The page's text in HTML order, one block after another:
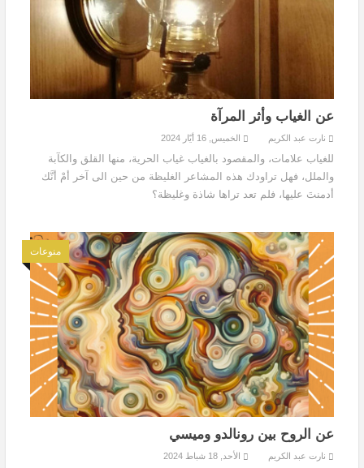
عن الغياب وأثر المرآة
نارت عبد الكريم الخميس, 16 أيّار 2024
للغياب علامات، والمقصود بالغياب غياب الحرية، منها القلق والكآبة
والملل، فهل تراودك هذه المشاعر الغليظة من حين الى آخر أمْ أنَّك
أدمنتَ عليها، فلم تعد تراها شاذة وغليظة؟
منوعات
عن الروح بين رونالدو وميسي
نارت عبد الكريم الأحد, 18 شباط 2024